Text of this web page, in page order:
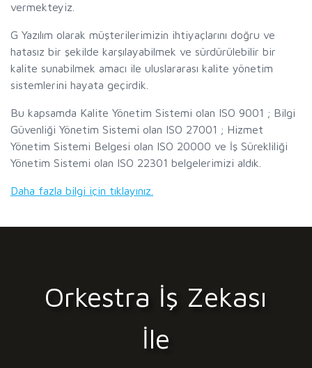
vermekteyiz.
G Yazılım olarak müşterilerimizin ihtiyaçlarını doğru ve
hatasız bir şekilde karşılayabilmek ve sürdürülebilir bir
kalite sunabilmek amacı ile uluslararası kalite yönetim
sistemlerini hayata geçirdik.
Bu kapsamda Kalite Yönetim Sistemi olan ISO 9001 ; Bilgi
Güvenliği Yönetim Sistemi olan ISO 27001 ; Hizmet
Yönetim Sistemi Belgesi olan ISO 20000 ve İş Sürekliliği
Yönetim Sistemi olan ISO 22301 belgelerimizi aldık.
Daha fazla bilgi için tıklayınız.